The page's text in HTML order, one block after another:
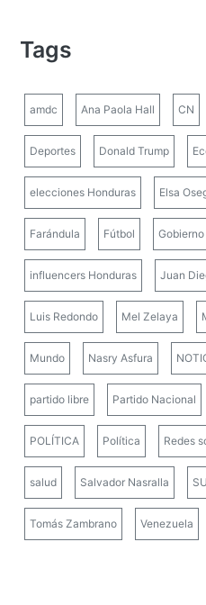
Tags
amdc Ana Paola Hall CN
Deportes Donald Trump
elecciones Honduras Elsa
Farándula Fútbol Gobierno
influencers Honduras Juan
Luis Redondo Mel Zelaya
Mundo Nasry Asfura
partido libre Partido Nacional
POLÍTICA Política Redes
salud Salvador Nasralla
Tomás Zambrano Venezuela